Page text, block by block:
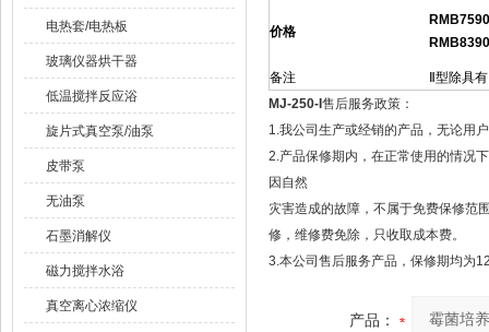
电热套/电热板
玻璃仪器烘干器
低温搅拌反应浴
旋片式真空泵/油泵
皮带泵
无油泵
石墨消解仪
磁力搅拌水浴
真空离心浓缩仪
价格
RMB7590
RMB8390
备注
Ⅱ型除具
MJ-250-I 售后服务政策：
1.我公司生产或经销的产品，无论用
2.产品保修期内，在正常使用的情况
因自然
灾害造成的故障，不属于免费保修范
修，维修费免除，只收取成本费。
3.本公司售后服务产品，保修期均为
产品：